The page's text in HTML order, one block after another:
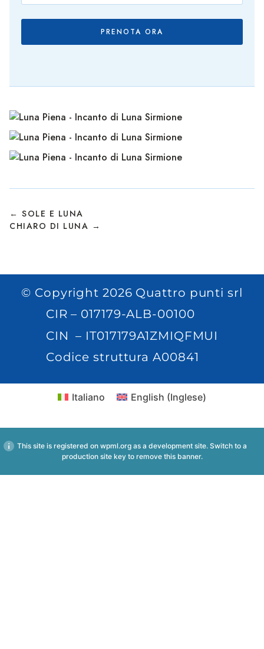
PRENOTA ORA
← SOLE E LUNA
CHIARO DI LUNA →
© Copyright 2026 Quattro punti srl
CIR – 017179-ALB-00100
CIN – IT017179A1ZMIQFMUI
Codice struttura A00841
Italiano English (Inglese)
This site is registered on wpml.org as a development site. Switch to a
production site key to remove this banner.